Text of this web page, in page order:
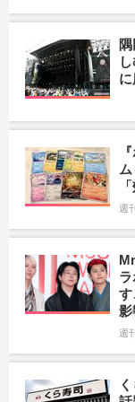
週
す
影
週